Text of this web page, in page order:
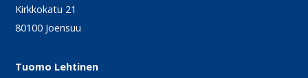
Kirkkokatu 21
80100 Joensuu
Tuomo Lehtinen